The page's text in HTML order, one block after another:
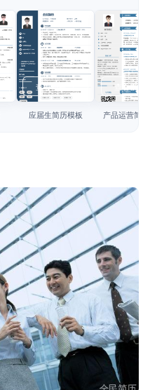
查看模板
应届生简历模板
查看模板
产品运营简